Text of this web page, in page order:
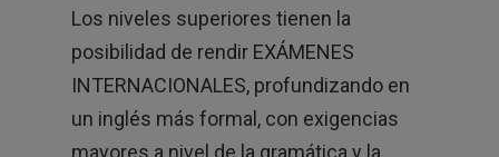
Los niveles superiores tienen la
posibilidad de rendir EXÁMENES
INTERNACIONALES, profundizando en
un inglés más formal, con exigencias
mayores a nivel de la gramática y la